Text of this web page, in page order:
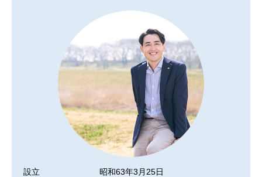
設立
昭和63年3月25日